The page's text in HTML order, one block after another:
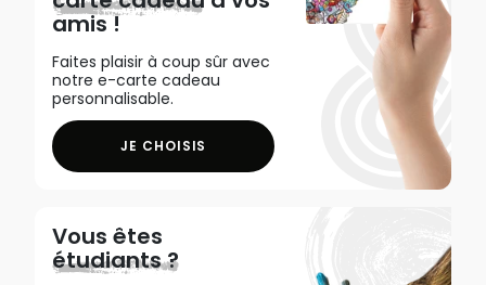
amis !
Faites plaisir à coup sûr avec
notre e-carte cadeau
personnalisable.
JE CHOISIS
Vous êtes
étudiants ?